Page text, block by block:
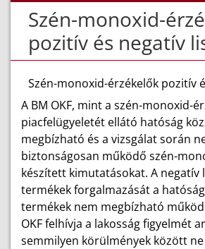
Szén-monoxid-
pozitív és negatív
Szén-monoxid-érzékelők pozitív
A BM OKF, mint a szén-monoxid-
piacfelügyeletét ellátó hatóság
megbízható és a vizsgálat során
biztonságosan működő szén-
készített kimutatásokat. A negatív
termékek forgalmazását a
termékek nem megbízható
OKF felhívja a lakosság figyelmét
semmilyen körülmények között